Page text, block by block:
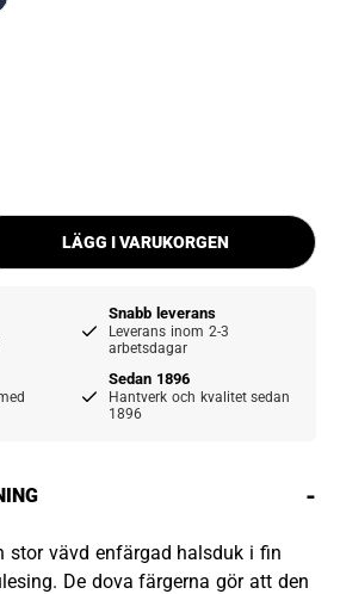
LÄGG I VARUKORGEN
Snabb leverans
Leverans inom 2-3
arbetsdagar
Sedan 1896
Hantverk och kvalitet sedan
1896
-
stor vävd enfärgad halsduk i fin
De dova färgerna gör att den